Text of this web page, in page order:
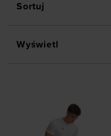
Sortuj
Wyświetl